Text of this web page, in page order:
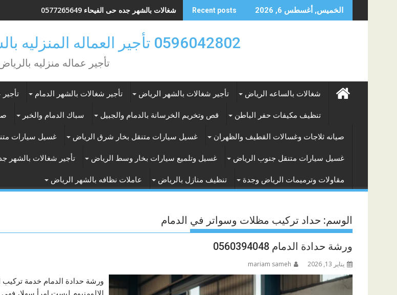
to
الخميس, أغسطس 6, 2026 Recent posts شغالات بالشهر جده حى الفيحاء 0577265649
0596042802 تأجير العماله المنزليه بالساعه والشهر بالرياض
تأجير عماله منزليه
شغالات بالساعه الرياض تأجير شغالات بالشهر الرياض تأجير شغالات بالشهر الدمام
تنظيف مكيفات حفر الباطن قص وتخريم الخرسانة بالدمام والجبيل سباك الدمام والخبر
صيانه ثلاجات وغسالات القطيف والظهران غسيل سيارات متنقل بخار شرق الرياض غسيل سيارات
غسيل سيارات متنقل جنوب الرياض غسيل وتلميع سيارات بخار وسط الرياض تأجير شغالات بالشهر
مقاولات وترميمات الرياض وجدة تنظيف منازل بالرياض عاملات نظافه بالشهر الرياض
الوسم: حداد تركيب مظلات وسواتر في الدمام
ورشة حدادة الدمام 0560394048
يناير 13, 2026 mariam sameh
ورشة حدادة الدمام خدمة تركيب
الالومنيوم ليست امرأ سهلا،